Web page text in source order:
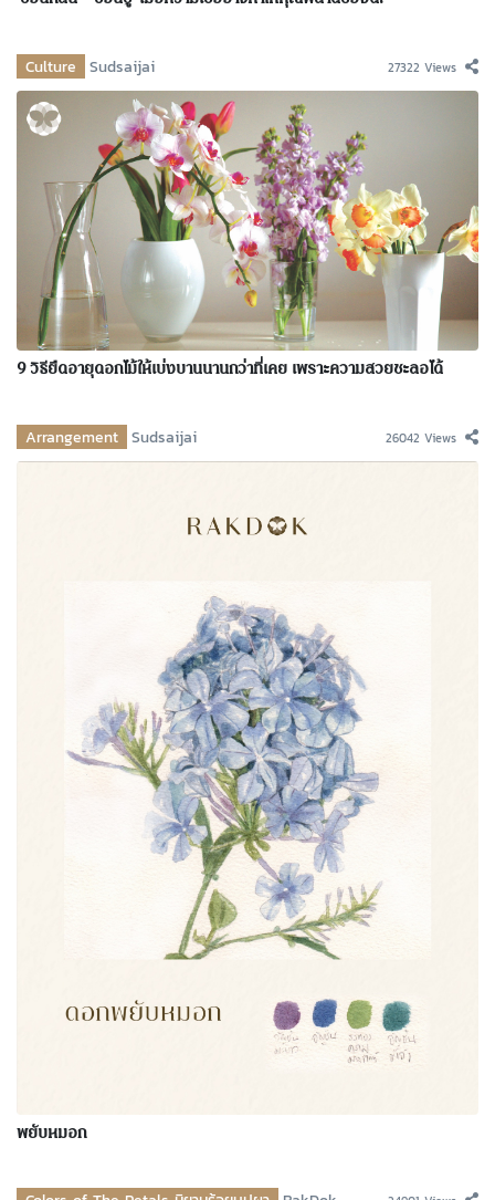
Culture Sudsaijai 27322 Views
9 วิธียืดอายุดอกไม้ให้เบ่งบานนานกว่าที่เคย เพราะความสวยชะลอได้
Arrangement Sudsaijai 26042 Views
พยับหมอก